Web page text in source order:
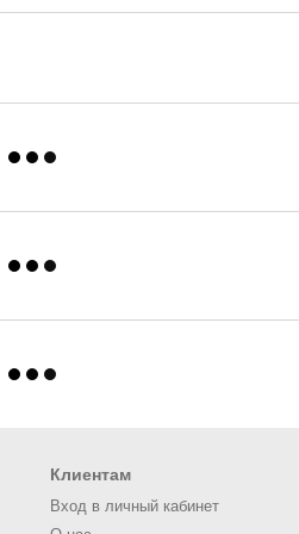
Клиентам
Вход в личный кабинет